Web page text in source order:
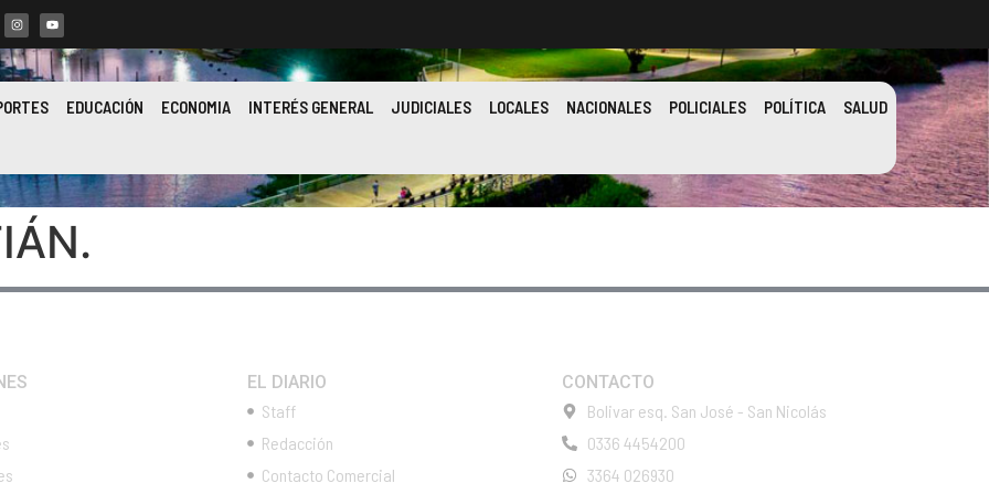
EDUCACIÓN ECONOMIA INTERÉS GENERAL JUDICIALES LOCALES NACIONALES POLICIALES POLÍTICA SALUD
EL DIARIO
Staff
Redacción
Contacto Comercial
CONTACTO
Bolivar esq. San José - San Nicolás
0336 4454200
3364 026930